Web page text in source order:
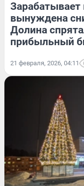
вынуждена
Долина
прибыльный
21 февраля, 2026, 04:11